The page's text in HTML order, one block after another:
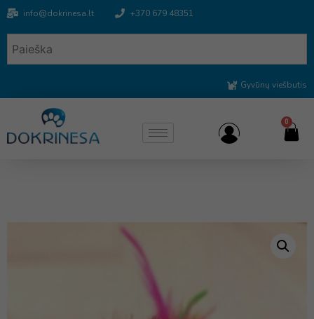
info@dokrinesa.lt +370 679 48351
Gyvūnų viešbutis
0